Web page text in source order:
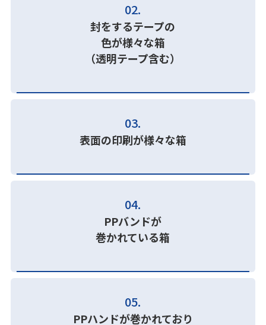
02.
封をするテープの
色が様々な箱
（透明テープ含む）
03.
表面の印刷が様々な箱
04.
PPバンドが
巻かれている箱
05.
PPハンドが巻かれており